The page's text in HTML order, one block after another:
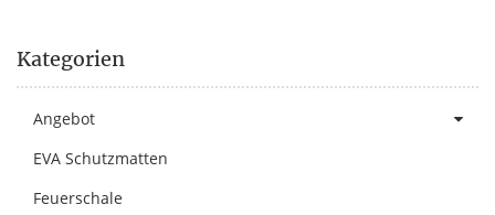
Kategorien
Angebot
EVA Schutzmatten
Feuerschale